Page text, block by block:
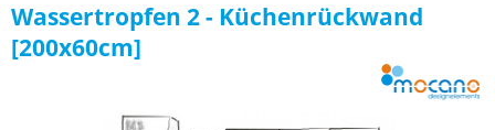
Wassertropfen 2 - Küchenrückwand
[200x60cm]